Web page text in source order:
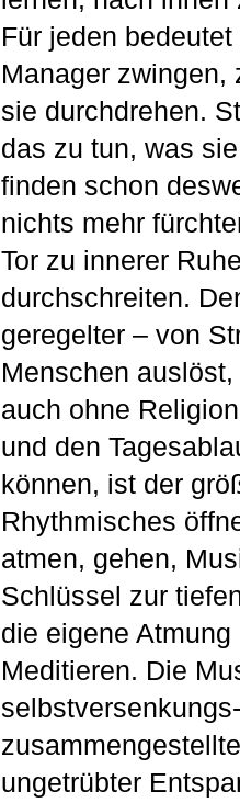
Für jeden
Manager zwingen,
sie durchdrehen.
das zu tun, was
finden schon
nichts mehr
Tor zu innerer
durchschreiten.
geregelter – von
Menschen
auch ohne
und den
können, ist der
Rhythmisches
atmen, gehen,
Schlüssel zur
die eigene
Meditieren. Die
ungetrübter